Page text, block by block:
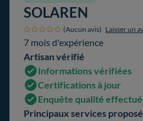
SOLAREN
(Aucun avis) Laisser un
7 mois d'expérience
Artisan vérifié
Informations vérifiées
Certifications à jour
Enquête qualité
Principaux services